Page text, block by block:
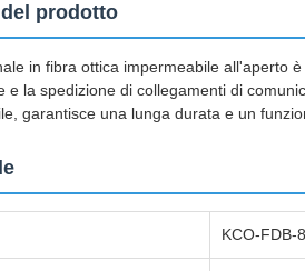
prodotto
in fibra ottica impermeabile all'aperto
e la spedizione di collegamenti di
garantisce una lunga durata e un
KCO-FDB-